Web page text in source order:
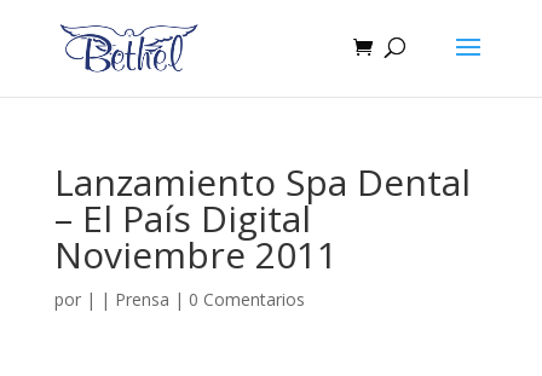
Lanzamiento Spa Dental
– El País Digital
Noviembre 2011
por | | Prensa | 0 Comentarios